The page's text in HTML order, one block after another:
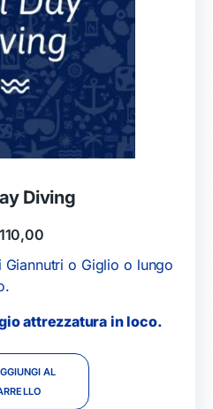
Diving
110,00
Giannutri o Giglio o lungo
attrezzatura in loco.
AL